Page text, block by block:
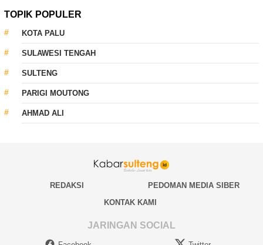
TOPIK POPULER
KOTA PALU
SULAWESI TENGAH
SULTENG
PARIGI MOUTONG
AHMAD ALI
REDAKSI
PEDOMAN MEDIA SIBER
KONTAK KAMI
JARINGAN SOCIAL